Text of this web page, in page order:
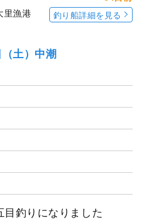
里漁港 釣り船詳細を見る
土）中潮
釣りになりました